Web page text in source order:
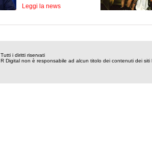
Leggi la news
Tutti i diritti riservati
R Digital non è responsabile ad alcun titolo dei contenuti dei siti